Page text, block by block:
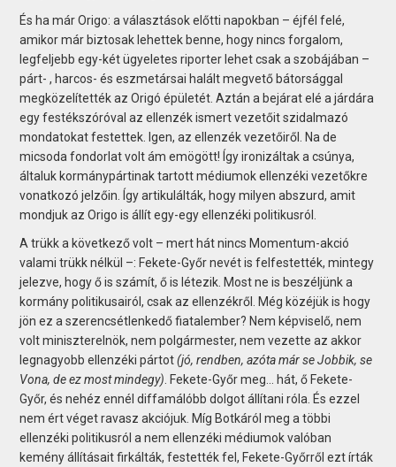
És ha már Origo: a választások előtti napokban – éjfél felé,
amikor már biztosak lehettek benne, hogy nincs forgalom,
legfeljebb egy-két ügyeletes riporter lehet csak a szobájában –
párt- , harcos- és eszmetársai halált megvető bátorsággal
megközelítették az Origó épületét. Aztán a bejárat elé a járdára
egy festékszóróval az ellenzék ismert vezetőit szidalmazó
mondatokat festettek. Igen, az ellenzék vezetőiről. Na de
micsoda fondorlat volt ám emögött! Így ironizáltak a csúnya,
általuk kormánypártinak tartott médiumok ellenzéki vezetőkre
vonatkozó jelzőin. Így artikulálták, hogy milyen abszurd, amit
mondjuk az Origo is állít egy-egy ellenzéki politikusról.
A trükk a következő volt – mert hát nincs Momentum-akció
valami trükk nélkül –: Fekete-Győr nevét is felfestették, mintegy
jelezve, hogy ő is számít, ő is létezik. Most ne is beszéljünk a
kormány politikusairól, csak az ellenzékről. Még közéjük is hogy
jön ez a szerencsétlenkedő fiatalember? Nem képviselő, nem
volt miniszterelnök, nem polgármester, nem vezette az akkor
legnagyobb ellenzéki pártot(jó, rendben, azóta már se Jobbik, se
Vona, de ez most mindegy) . Fekete-Győr meg… hát, ő Fekete-
Győr, és nehéz ennél diffamálóbb dolgot állítani róla. És ezzel
nem ért véget ravasz akciójuk. Míg Botkáról meg a többi
ellenzéki politikusról a nem ellenzéki médiumok valóban
kemény állításait firkálták, festették fel, Fekete-Győrről ezt írták